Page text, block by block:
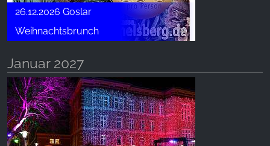
26.12.2026 Goslar
Weihnachtsbrunch
Januar 2027